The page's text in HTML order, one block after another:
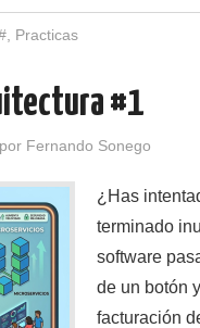
Practicas
#1
por Fernando Sonego
¿Has
terminado
software
de un botón
facturación